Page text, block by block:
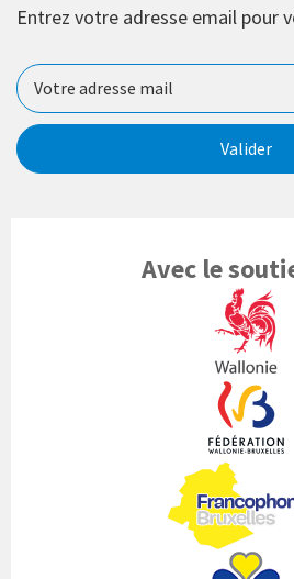
Entrez votre adresse email pour
Valider
Avec le